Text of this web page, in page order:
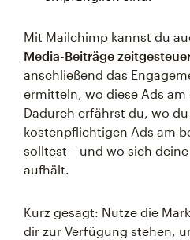
Mit Mailchimp kannst du
Media-Beiträge
anschließend das
ermitteln, wo diese Ads
Dadurch erfährst du, wo
kostenpflichtigen Ads am
solltest – und wo sich
aufhält.
Kurz gesagt: Nutze die
dir zur Verfügung stehen,